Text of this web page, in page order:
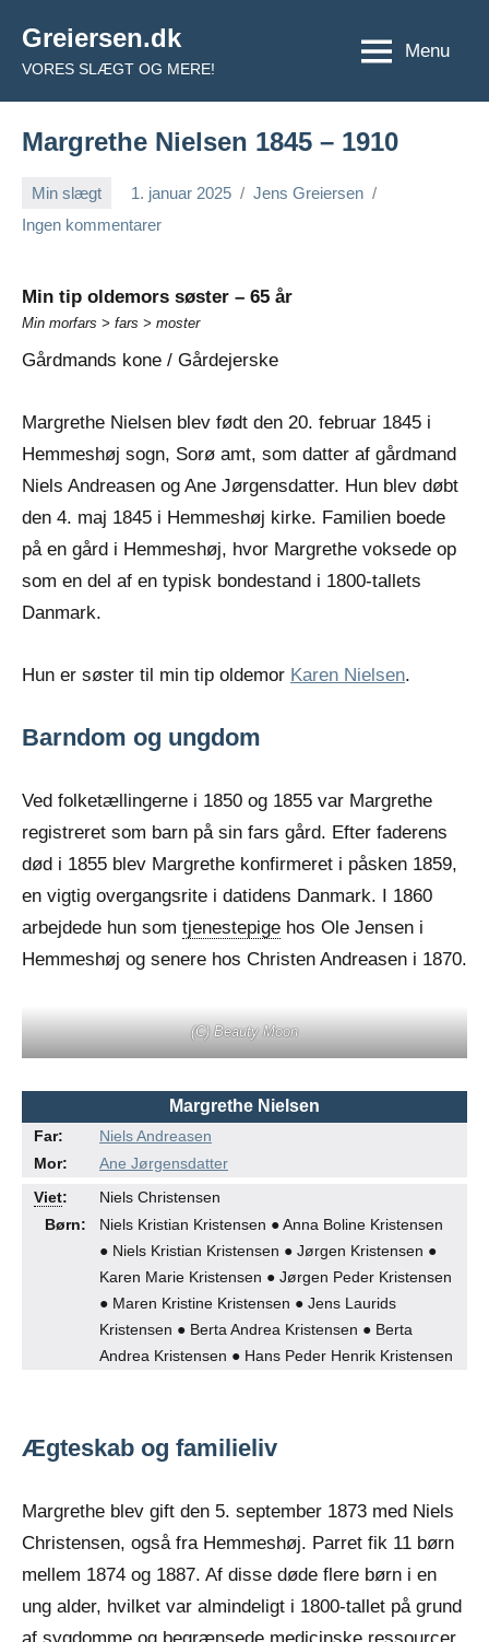
indhold
Greiersen.dk
VORES SLÆGT OG MERE!
Menu
Margrethe Nielsen 1845 – 1910
Min slægt 1. januar 2025
Jens Greiersen
Ingen kommentarer
Min tip oldemors søster – 65 år
Min morfars > fars > moster
Gårdmands kone / Gårdejerske
Margrethe Nielsen blev født den 20. februar 1845 i
Hemmeshøj sogn, Sorø amt, som datter af gårdmand
Niels Andreasen og Ane Jørgensdatter. Hun blev døbt
den 4. maj 1845 i Hemmeshøj kirke. Familien boede
på en gård i Hemmeshøj, hvor Margrethe voksede op
som en del af en typisk bondestand i 1800-tallets
Danmark.
Hun er søster til min tip oldemor Karen Nielsen.
Barndom og ungdom
Ved folketællingerne i 1850 og 1855 var Margrethe
registreret som barn på sin fars gård. Efter faderens
død i 1855 blev Margrethe konfirmeret i påsken 1859,
en vigtig overgangsrite i datidens Danmark. I 1860
arbejdede hun som tjenestepige hos Ole Jensen i
Hemmeshøj og senere hos Christen Andreasen i 1870.
(C) Beauty Moon
Margrethe Nielsen
Far:
Niels Andreasen
Mor:
Ane Jørgensdatter
Viet:
Niels Christensen
Børn:
Niels Kristian Kristensen ● Anna Boline Kristensen
● Niels Kristian Kristensen ● Jørgen Kristensen ●
Karen Marie Kristensen ● Jørgen Peder Kristensen
● Maren Kristine Kristensen ● Jens Laurids
Kristensen ● Berta Andrea Kristensen ● Berta
Andrea Kristensen ● Hans Peder Henrik Kristensen
Ægteskab og familieliv
Margrethe blev gift den 5. september 1873 med Niels
Christensen, også fra Hemmeshøj. Parret fik 11 børn
mellem 1874 og 1887. Af disse døde flere børn i en
ung alder, hvilket var almindeligt i 1800-tallet på grund